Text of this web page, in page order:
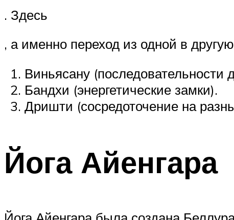
. Здесь
, а именно переход из одной в
Виньясану
Бандхи (энергетические замки).
Дришти (сосредоточение на
Йога Айенгара